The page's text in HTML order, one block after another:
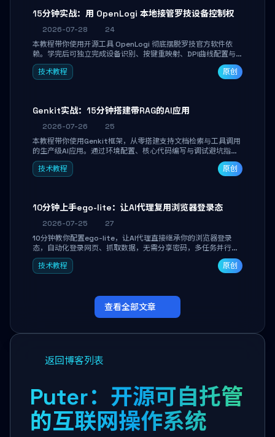
15分钟实战：用 OpenLogi 本地接管罗技设备控制权
2026-07-28
24
本教程带你使用开源工具 OpenLogi 彻底摆脱罗技官方软件依
赖。学完后可独立完成设备识别、按键重映射、DPI曲线配置与
SmartShift调节，实现完全离线控制，保护隐私并释放硬件性
能。
技术教程 原创
Genkit实战：15分钟搭建带RAG的AI应用
2026-07-26
25
本教程带你使用Genkit框架，从零搭建支持文档检索与工具调用
的生产级AI应用。通过环境配置、核心代码编写与调试避坑指
南，学完即可掌握多模型切换、RAG管道构建及函数调用注册，
独立开发高效AI智能体。
技术教程 原创
10分钟上手ego-lite：让AI代理复用浏览器登录态
2026-07-25
27
10分钟教你配置ego-lite，让AI代理直接继承你的浏览器登录
态，自动化登录网页、抓取数据，无需分享密码，多任务并行不
干扰日常使用。
技术教程
原创
查看全部文章
返回博客列表
Puter：开源可自托管
的互联网操作系统